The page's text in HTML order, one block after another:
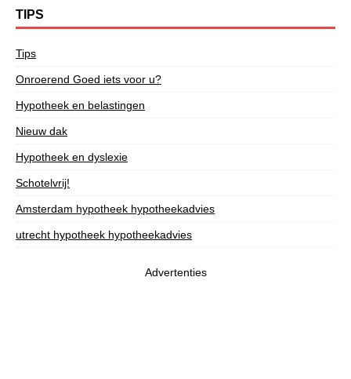
TIPS
Tips
Onroerend Goed iets voor u?
Hypotheek en belastingen
Nieuw dak
Hypotheek en dyslexie
Schotelvrij!
Amsterdam hypotheek hypotheekadvies
utrecht hypotheek hypotheekadvies
Advertenties